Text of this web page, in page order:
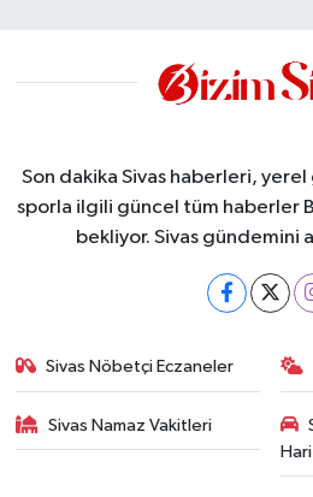
Son dakika Sivas haberleri,
sporla ilgili güncel tüm haberler
bekliyor. Sivas gündemini
Sivas Nöbetçi Eczaneler
Sivas Namaz Vakitleri